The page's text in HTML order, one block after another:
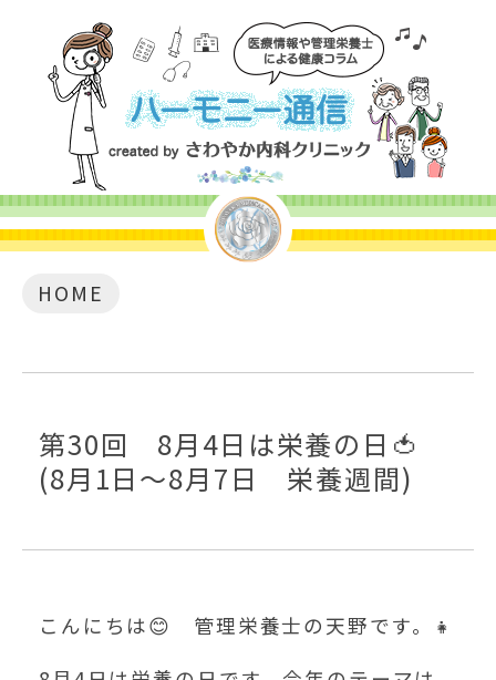
HOME
第30回 8月4日は栄養の日🍅
(8月1日～8月7日 栄養週間)
こんにちは😊 管理栄養士の天野です。👧